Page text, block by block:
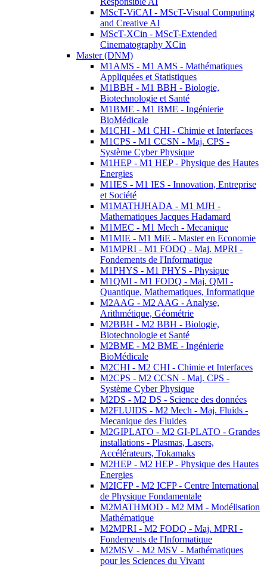
MScT-ViCAI - MScT-Visual Computing
and Creative AI
MScT-XCin - MScT-Extended
Cinematography XCin
Master (DNM)
M1AMS - M1 AMS - Mathématiques
Appliquées et Statistiques
M1BBH - M1 BBH - Biologie,
Biotechnologie et Santé
M1BME - M1 BME - Ingénierie
BioMédicale
M1CHI - M1 CHI - Chimie et Interfaces
M1CPS - M1 CCSN - Maj. CPS -
Système Cyber Physique
M1HEP - M1 HEP - Physique des Hautes
Energies
M1IES - M1 IES - Innovation, Entreprise
et Société
M1MATHJHADA - M1 MJH -
Mathematiques Jacques Hadamard
M1MEC - M1 Mech - Mecanique
M1MIE - M1 MiE - Master en Economie
M1MPRI - M1 FODQ - Maj. MPRI -
Fondements de l'Informatique
M1PHYS - M1 PHYS - Physique
M1QMI - M1 FODQ - Maj. QMI -
Quantique, Mathematiques, Informatique
M2AAG - M2 AAG - Analyse,
Arithmétique, Géométrie
M2BBH - M2 BBH - Biologie,
Biotechnologie et Santé
M2BME - M2 BME - Ingénierie
BioMédicale
M2CHI - M2 CHI - Chimie et Interfaces
M2CPS - M2 CCSN - Maj. CPS -
Système Cyber Physique
M2DS - M2 DS - Science des données
M2FLUIDS - M2 Mech - Maj. Fluids -
Mecanique des Fluides
M2GIPLATO - M2 GI-PLATO - Grandes
installations - Plasmas, Lasers,
Accélérateurs, Tokamaks
M2HEP - M2 HEP - Physique des Hautes
Energies
M2ICFP - M2 ICFP - Centre International
de Physique Fondamentale
M2MATHMOD - M2 MM - Modélisation
Mathématique
M2MPRI - M2 FODQ - Maj. MPRI -
Fondements de l'Informatique
M2MSV - M2 MSV - Mathématiques
pour les Sciences du Vivant